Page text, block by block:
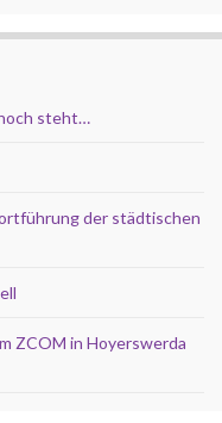
steht…
der städtischen
ZCOM in Hoyerswerda